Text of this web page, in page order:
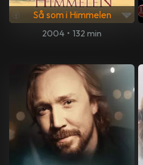
Så som i Himmelen
2004 • 132 min